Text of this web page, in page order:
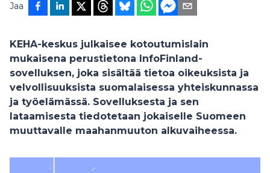
Jaa
KEHA-keskus julkaisee kotoutumislain
mukaisena perustietona InfoFinland-
sovelluksen, joka sisältää tietoa oikeuksista ja
velvollisuuksista suomalaisessa yhteiskunnassa
ja työelämässä. Sovelluksesta ja sen
lataamisesta tiedotetaan jokaiselle Suomeen
muuttavalle maahanmuuton alkuvaiheessa.